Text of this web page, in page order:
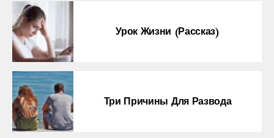
Урок Жизни (рассказ)
Три Причины Для Развода